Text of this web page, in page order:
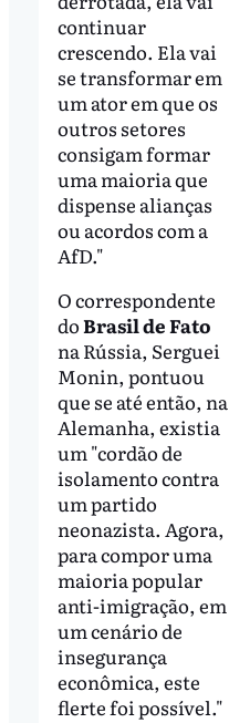
continuar
crescendo. Ela vai
se transformar em
um ator em que os
outros setores
consigam formar
uma maioria que
dispense alianças
ou acordos com a
AfD."
O correspondente
doBrasil de Fato
na Rússia, Serguei
Monin, pontuou
que se até então, na
Alemanha, existia
um "cordão de
isolamento contra
um partido
neonazista. Agora,
para compor uma
maioria popular
anti-imigração, em
um cenário de
insegurança
econômica, este
flerte foi possível."